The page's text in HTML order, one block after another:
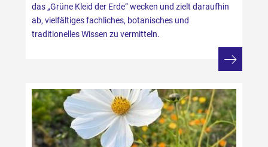
das „Grüne Kleid der Erde“ wecken und zielt daraufhin
ab, vielfältiges fachliches, botanisches und
traditionelles Wissen zu vermitteln.